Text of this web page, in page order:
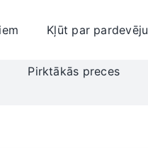
Kļūt par pardevēju
Pirktākās preces